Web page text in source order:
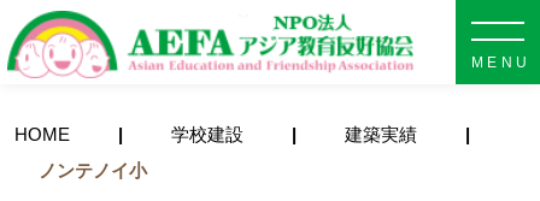
HOME 学校建設
建築実績
ノンテノイ小